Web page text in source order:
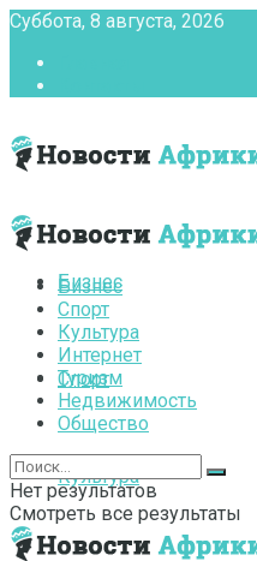
Суббота, 8 августа, 2026
Бизнес
Спорт
Культура
Бизнес
Спорт
Культура
Интернет
Туризм
Недвижимость
Общество
Нет результатов
Смотреть все результаты